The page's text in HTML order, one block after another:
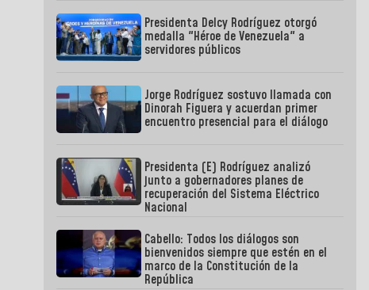
Presidenta Delcy Rodríguez otorgó
medalla "Héroe de Venezuela" a
servidores públicos
Jorge Rodríguez sostuvo llamada con
Dinorah Figuera y acuerdan primer
encuentro presencial para el diálogo
Presidenta (E) Rodríguez analizó
junto a gobernadores planes de
recuperación del Sistema Eléctrico
Nacional
Cabello: Todos los diálogos son
bienvenidos siempre que estén en el
marco de la Constitución de la
República